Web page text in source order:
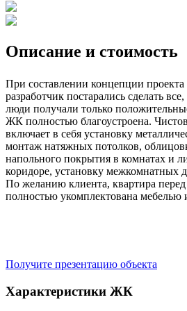
Описание и стоимость
При составлении концепции
разработчик постарались сделать
люди получали только
ЖК полностью благоустроена.
включает в себя установку
монтаж натяжных потолков,
напольного покрытия в комнатах и
коридоре, установку межкомнатных
По желанию клиента, квартира
полностью укомплектована мебелью
Получите презентацию объекта
Характеристики ЖК